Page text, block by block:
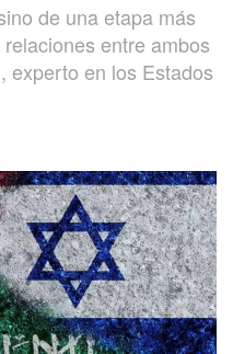
de una etapa más
entre ambos
experto en los Estados